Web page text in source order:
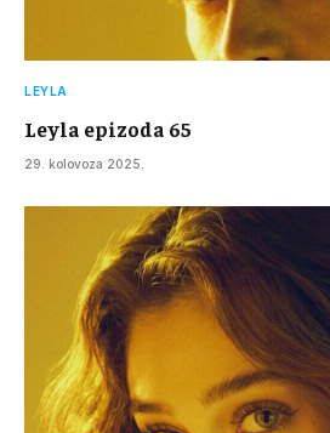
LEYLA
Leyla epizoda 65
29. kolovoza 2025.